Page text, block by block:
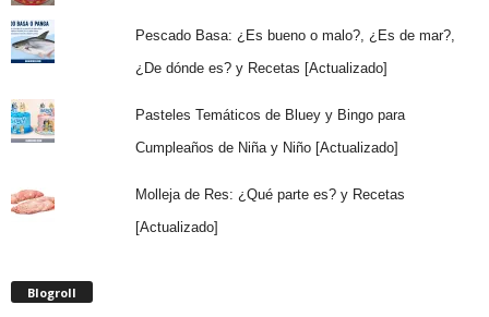
Pescado Basa: ¿Es bueno o malo?, ¿Es de mar?,
¿De dónde es? y Recetas [Actualizado]
Pasteles Temáticos de Bluey y Bingo para
Cumpleaños de Niña y Niño [Actualizado]
Molleja de Res: ¿Qué parte es? y Recetas
[Actualizado]
Blogroll